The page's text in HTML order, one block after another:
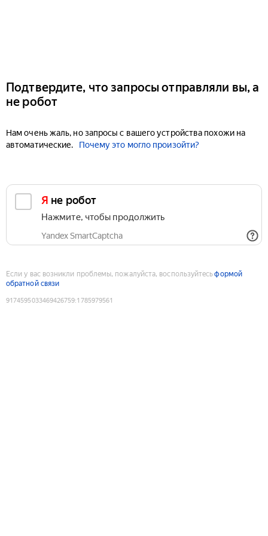
Подтвердите, что запросы отправляли вы, а
не робот
Нам очень жаль, но запросы с вашего устройства похожи на
автоматические.
Почему это могло произойти?
Я не робот
Нажмите, чтобы продолжить
Yandex SmartCaptcha
Если у вас возникли проблемы, пожалуйста, воспользуйтесьформой
обратной связи
9174595033469426759:1785979561